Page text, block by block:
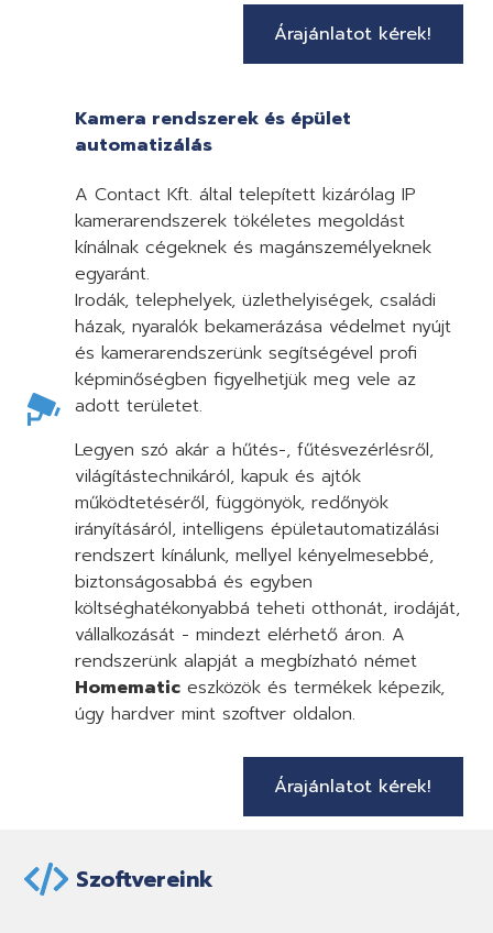
Árajánlatot kérek!
Kamera rendszerek és épület
automatizálás
A Contact Kft. által telepített kizárólag IP
kamerarendszerek tökéletes megoldást
kínálnak cégeknek és magánszemélyeknek
egyaránt.
Irodák, telephelyek, üzlethelyiségek, családi
házak, nyaralók bekamerázása védelmet nyújt
és kamerarendszerünk segítségével profi
képminőségben figyelhetjük meg vele az
adott területet.
Legyen szó akár a hűtés-, fűtésvezérlésről,
világítástechnikáról, kapuk és ajtók
működtetéséről, függönyök, redőnyök
irányításáról, intelligens épületautomatizálási
rendszert kínálunk, mellyel kényelmesebbé,
biztonságosabbá és egyben
költséghatékonyabbá teheti otthonát, irodáját,
vállalkozását - mindezt elérhető áron. A
rendszerünk alapját a megbízható német
Homematic eszközök és termékek képezik,
úgy hardver mint szoftver oldalon.
Árajánlatot kérek!
Szoftvereink